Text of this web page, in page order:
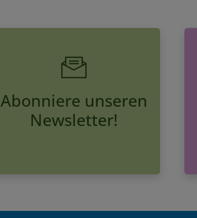
Abonniere unseren
Newsletter!